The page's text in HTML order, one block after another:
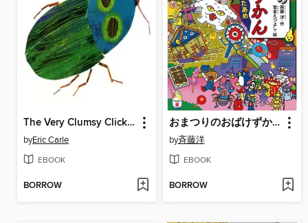
The Very Clumsy Click Beetle
byEric Carle
EBOOK
BORROW
おまつりのおばけずかん じんめんわたあめ
by斉藤洋
EBOOK
BORROW